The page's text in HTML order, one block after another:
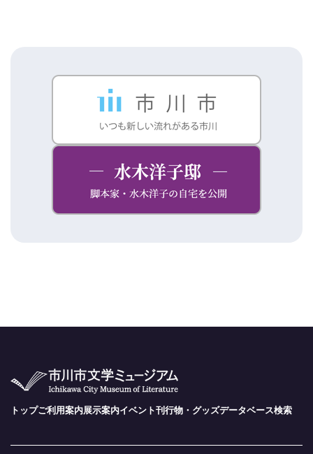
トップご利用案内展示案内イベント刊行物・グッズデータベース検索